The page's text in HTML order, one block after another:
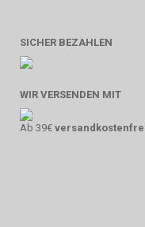
SICHER BEZAHLEN
WIR VERSENDEN MIT
Ab 39€